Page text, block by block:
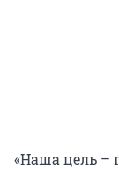
«Наша цель –